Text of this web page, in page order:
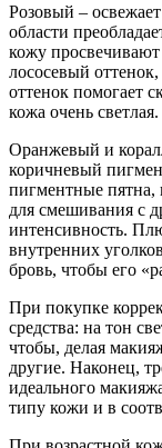
Розовый –
области
кожу
лососевый
оттенок помогает
кожа очень светлая.
Оранжевый и
коричневый
пигментные пятна,
для смешивания с
интенсивность.
внутренних
бровь, чтобы его
При покупке
средства: на тон
чтобы, делая
другие. Наконец,
идеального
типу кожи и в